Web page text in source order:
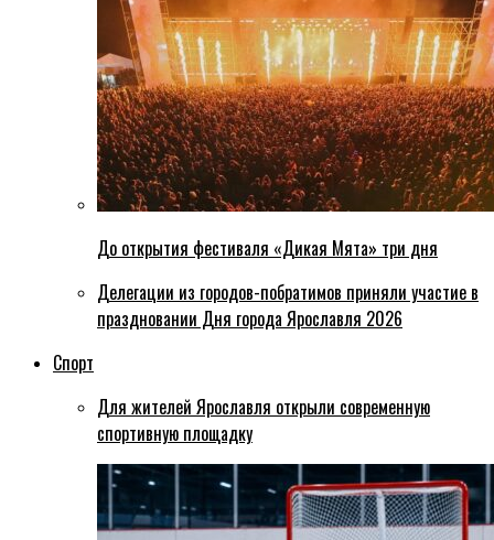
До открытия фестиваля «Дикая Мята» три дня
Делегации из городов-побратимов приняли участие в
праздновании Дня города Ярославля 2026
Спорт
Для жителей Ярославля открыли современную
спортивную площадку